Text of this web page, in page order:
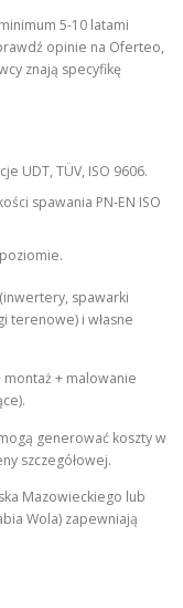
5-10 latami
opinie na Oferteo,
znają specyfikę
UDT, TÜV, ISO 9606.
spawania PN-EN ISO
spawarki
terenowe) i własne
+ malowanie
generować koszty w
szczegółowej.
Mazowieckiego lub
Wola) zapewniają